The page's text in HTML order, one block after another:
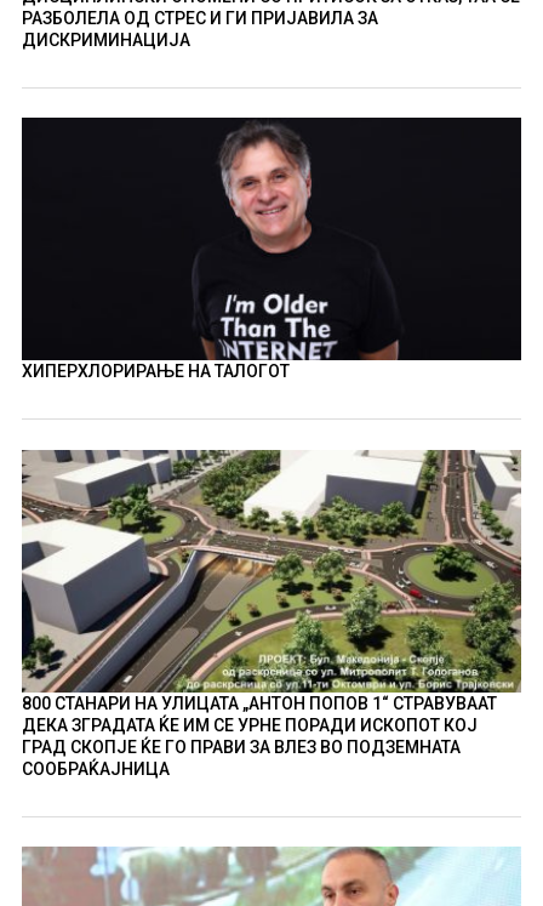
РАЗБОЛЕЛА ОД СТРЕС И ГИ ПРИЈАВИЛА ЗА
ДИСКРИМИНАЦИЈА
ХИПЕРХЛОРИРАЊЕ НА ТАЛОГОТ
800 СТАНАРИ НА УЛИЦАТА „АНТОН ПОПОВ 1“ СТРАВУВААТ
ДЕКА ЗГРАДАТА ЌЕ ИМ СЕ УРНЕ ПОРАДИ ИСКОПОТ КОЈ
ГРАД СКОПЈЕ ЌЕ ГО ПРАВИ ЗА ВЛЕЗ ВО ПОДЗЕМНАТА
СООБРАЌАЈНИЦА